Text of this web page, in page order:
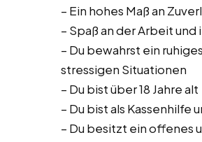
– Ein hohes Maß an
– Spaß an der Arbeit und
– Du bewahrst ein
stressigen Situationen
– Du bist über 18 Jahre alt
– Du bist als
– Du besitzt ein offenes